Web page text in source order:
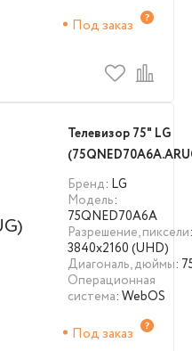
Под заказ
Телевизор 75" LG
Бренд: LG
Модель:
75QNED70A6A
Разрешение, пиксели:
3840х2160 (UHD)
Диагональ, дюймы:
Операционная
система: WebOS
Под заказ